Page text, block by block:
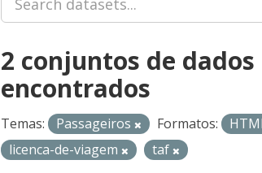
2 conjuntos de dados
encontrados
Temas: Passageiros Formatos:
licenca-de-viagem
taf